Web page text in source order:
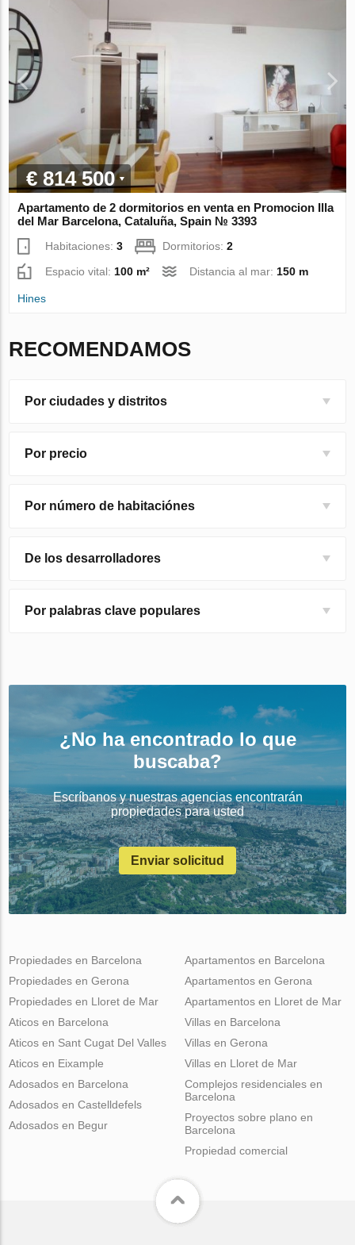
€ 814 500
Apartamento de 2 dormitorios en venta en Promocion Illa
del Mar Barcelona, Cataluña, Spain № 3393
Habitaciones:3 Dormitorios:2
Espacio vital: 100 m² Distancia al mar: 150 m
Hines
RECOMENDAMOS
Por ciudades y distritos
Por precio
Por número de habitaciónes
De los desarrolladores
Por palabras clave populares
¿No ha encontrado lo que
buscaba?
Escríbanos y nuestras agencias encontrarán
propiedades para usted
Enviar solicitud
Propiedades en Barcelona
Propiedades en Gerona
Propiedades en Lloret de Mar
Apartamentos en Barcelona
Apartamentos en Gerona
Apartamentos en Lloret de Mar
Aticos en Barcelona
Aticos en Sant Cugat Del Valles
Aticos en Eixample
Villas en Barcelona
Villas en Gerona
Villas en Lloret de Mar
Adosados en Barcelona
Adosados en Castelldefels
Adosados en Begur
Complejos residenciales en
Barcelona
Proyectos sobre plano en
Barcelona
Propiedad comercial